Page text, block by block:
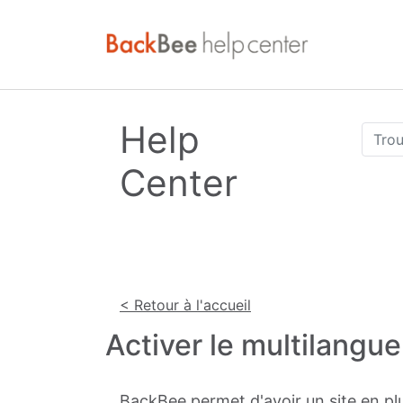
Help
Center
< Retour à l'accueil
Activer le multilangue